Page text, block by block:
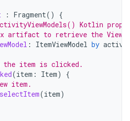
: Fragment()
{
Kotlin
artifact to retrieve the
: ItemViewModel by
the item is clicked.
(item : Item)
{
item.
selectItem(item)